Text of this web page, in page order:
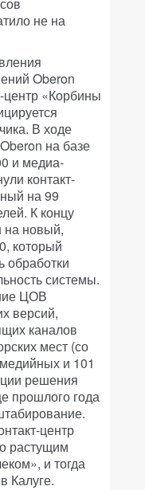
не на
Oberon
«Корбины
В ходе
на базе
и медиа-
контакт-
на 99
К концу
на новый,
который
обработки
системы.
ЦОВ
версий,
каналов
мест (со
и 101
решения
прошлого года
центр
растущим
и тогда
Калуге.